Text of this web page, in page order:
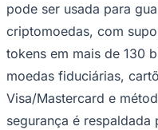
pode ser usada para
criptomoedas, com
tokens em mais de 130
moedas fiduciárias,
Visa/Mastercard e
segurança é